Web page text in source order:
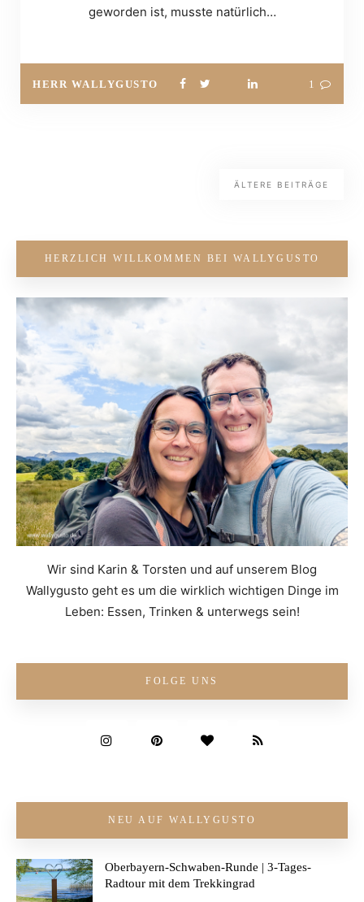
geworden ist, musste natürlich…
HERR WALLYGUSTO 1
ÄLTERE BEITRÄGE
HERZLICH WILLKOMMEN BEI WALLYGUSTO
Wir sind Karin & Torsten und auf unserem Blog
Wallygusto geht es um die wirklich wichtigen Dinge im
Leben: Essen, Trinken & unterwegs sein!
FOLGE UNS
NEU AUF WALLYGUSTO
Oberbayern-Schwaben-Runde | 3-Tages-
Radtour mit dem Trekkingrad